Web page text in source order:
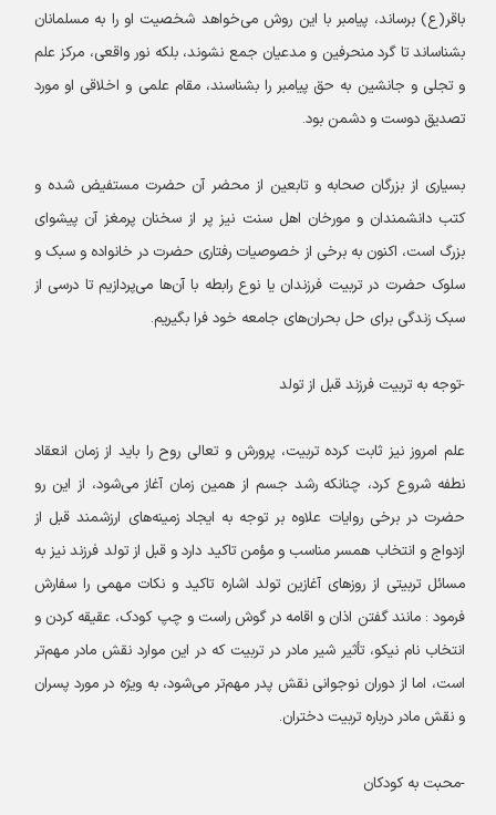
باقر(ع) برساند، پیامبر با این روش می‌خواهد شخصیت او را به مسلمانان
بشناساند تا گرد منحرفین و مدعیان جمع نشوند، بلکه نور واقعی، مرکز علم
و تجلی و جانشین به حق پیامبر را بشناسند، مقام علمی و اخلاقی او مورد
تصدیق دوست و دشمن بود.
بسیاری از بزرگان صحابه و تابعین از محضر آن حضرت مستفیض شده و
کتب دانشمندان و مورخان اهل سنت نیز پر از سخنان پرمغز آن پیشوای
بزرگ است، اکنون به برخی از خصوصیات رفتاری حضرت در خانواده و سبک و
سلوک حضرت در تربیت فرزندان یا نوع رابطه با آن‌ها می‌پردازیم تا درسی از
سبک زندگی برای حل بحران‌های جامعه خود فرا بگیریم.
-توجه به تربیت فرزند قبل از تولد
علم امروز نیز ثابت کرده تربیت، پرورش و تعالی روح را باید از زمان انعقاد
نطفه شروع کرد، چنانکه رشد جسم از همین زمان آغاز می‌شود، از این رو
حضرت در برخی روایات علاوه بر توجه به ایجاد زمینه‌های ارزشمند قبل از
ازدواج و انتخاب همسر مناسب و مؤمن تاکید دارد و قبل از تولد فرزند نیز به
مسائل تربیتی از روزهای آغازین تولد اشاره تاکید و نکات مهمی را سفارش
فرمود : مانند گفتن اذان و اقامه در گوش راست و چپ کودک، عقیقه کردن و
انتخاب نام نیکو، تأثیر شیر مادر در تربیت که در این موارد نقش مادر مهم‌تر
است، اما از دوران نوجوانی نقش پدر مهم‌تر می‌شود، به ویژه در مورد پسران
و نقش مادر درباره تربیت دختران.
-محبت به کودکان